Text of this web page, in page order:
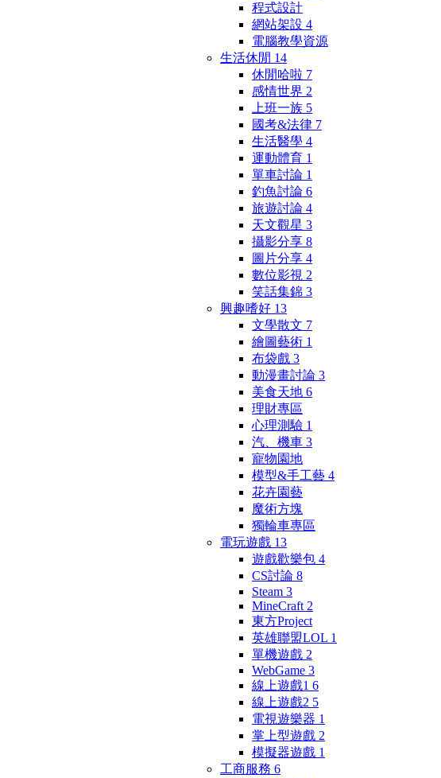
程式設計
網站架設 4
電腦教學資源
生活休閒 14
休閒哈啦 7
感情世界 2
上班一族 5
國考&法律 7
生活醫學 4
運動體育 1
單車討論 1
釣魚討論 6
旅遊討論 4
天文觀星 3
攝影分享 8
圖片分享 4
數位影視 2
笑話集錦 3
興趣嗜好 13
文學散文 7
繪圖藝術 1
布袋戲 3
動漫畫討論 3
美食天地 6
理財專區
心理測驗 1
汽、機車 3
寵物園地
模型&手工藝 4
花卉園藝
魔術方塊
獨輪車專區
電玩遊戲 13
遊戲歡樂包 4
CS討論 8
Steam 3
MineCraft 2
東方Project
英雄聯盟LOL 1
單機遊戲 2
WebGame 3
線上遊戲1 6
線上遊戲2 5
電視遊樂器 1
掌上型遊戲 2
模擬器遊戲 1
工商服務 6